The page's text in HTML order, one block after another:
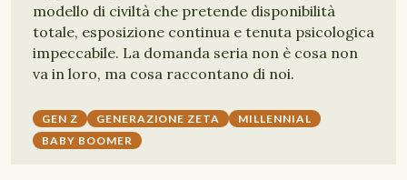
modello di civiltà che pretende disponibilità
totale, esposizione continua e tenuta psicologica
impeccabile. La domanda seria non è cosa non
va in loro, ma cosa raccontano di noi.
GEN Z GENERAZIONE ZETA
MILLENNIAL
BABY BOOMER